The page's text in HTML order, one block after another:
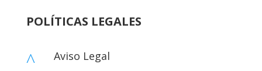
POLÍTICAS LEGALES
^ Aviso Legal